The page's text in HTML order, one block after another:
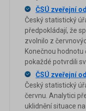
ČSÚ zveřejní
Český statistický
předpokládají, že
zvolnilo z
Konečnou
pokaždé potvrdili
ČSÚ zveřejní
Český statistický
červnu. Analytici
uklidnění situace